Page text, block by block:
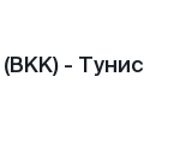
- Тунис